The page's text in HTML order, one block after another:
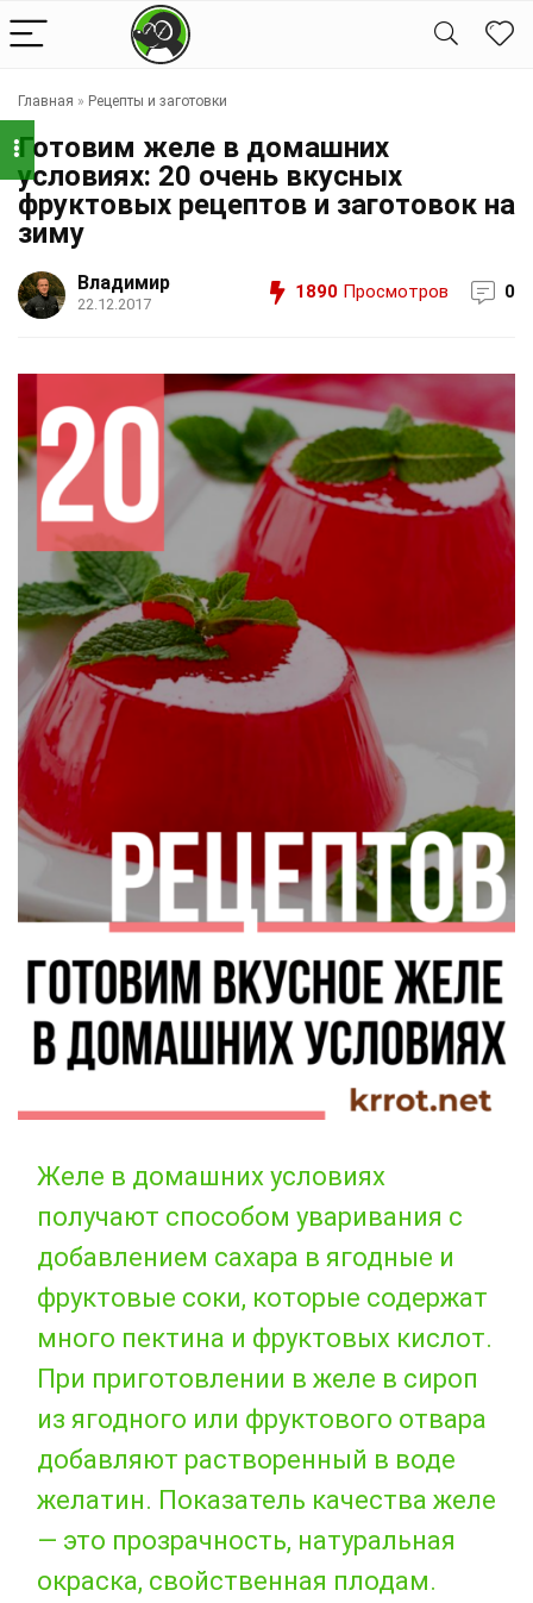
Главная » Рецепты и заготовки
Готовим желе в домашних
условиях: 20 очень вкусных
фруктовых рецептов и заготовок на
зиму
Владимир
22.12.2017
1890 Просмотров 0
Желе в домашних условиях
получают способом уваривания с
добавлением сахара в ягодные и
фруктовые соки, которые содержат
много пектина и фруктовых кислот.
При приготовлении в желе в сироп
из ягодного или фруктового отвара
добавляют растворенный в воде
желатин. Показатель качества желе
— это прозрачность, натуральная
окраска, свойственная плодам.